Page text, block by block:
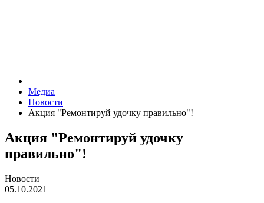
Медиа
Новости
Акция "Ремонтируй удочку правильно"!
Акция "Ремонтируй удочку
правильно"!
Новости
05.10.2021